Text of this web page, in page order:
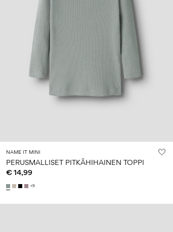
NAME IT MINI
PERUSMALLISET PITKÄHIHAINEN TOPPI
€ 14,99
+9